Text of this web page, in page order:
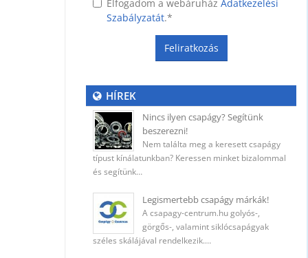
Elfogadom a webáruház Adatkezelési
Szabályzatát.*
Feliratkozás
HÍREK
Nincs ilyen csapágy? Segítünk
beszerezni!
Nem találta meg a keresett csapágy
típust kínálatunkban? Keressen minket bizalommal
és segítünk…
Legismertebb csapágy márkák!
A csapagy-centrum.hu golyós-,
görgős-, valamint siklócsapágyak
széles skálájával rendelkezik.…